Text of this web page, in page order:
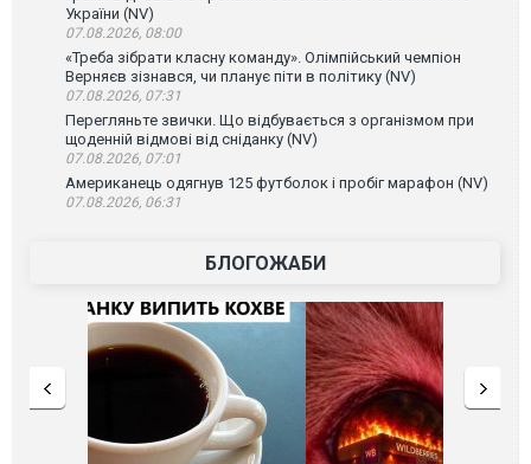
України (NV)
07.08.2026, 08:00
«Треба зібрати класну команду». Олімпійський чемпіон
Верняєв зізнався, чи планує піти в політику (NV)
07.08.2026, 07:31
Перегляньте звички. Що відбувається з організмом при
щоденній відмові від сніданку (NV)
07.08.2026, 07:01
Американець одягнув 125 футболок і пробіг марафон (NV)
07.08.2026, 06:31
БЛОГОЖАБИ